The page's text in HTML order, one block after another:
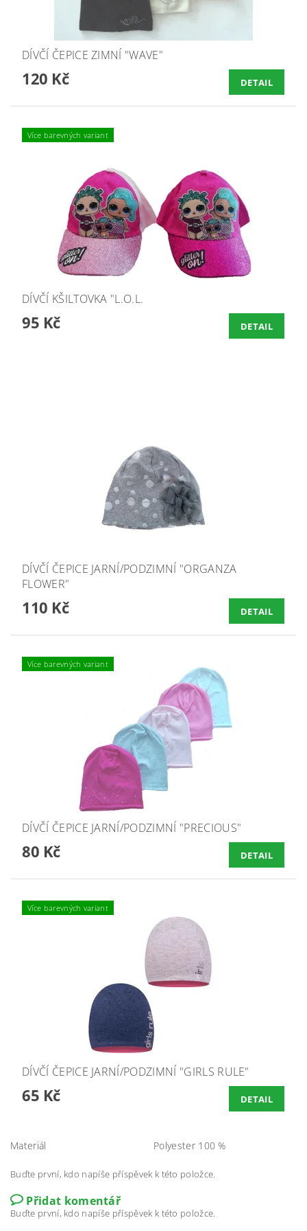
DÍVČÍ ČEPICE ZIMNÍ "WAVE"
120 Kč DETAIL
Více barevných variant
DÍVČÍ KŠILTOVKA "L.O.L.
95 Kč DETAIL
DÍVČÍ ČEPICE JARNÍ/PODZIMNÍ "ORGANZA
FLOWER"
110 Kč DETAIL
Více barevných variant
DÍVČÍ ČEPICE JARNÍ/PODZIMNÍ "PRECIOUS"
80 Kč DETAIL
Více barevných variant
DÍVČÍ ČEPICE JARNÍ/PODZIMNÍ "GIRLS RULE"
65 Kč DETAIL
Materiál Polyester 100 %
Buďte první, kdo napíše příspěvek k této položce.
Přidat komentář
Buďte první, kdo napíše příspěvek k této položce.